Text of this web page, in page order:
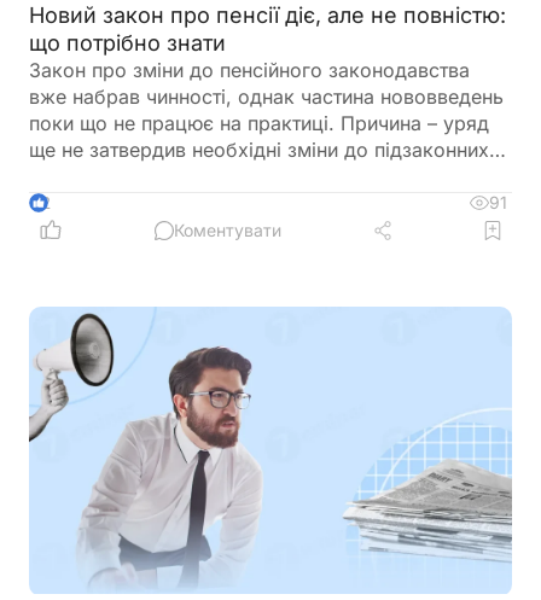
Новий закон про пенсії діє, але не повністю:
що потрібно знати
Закон про зміни до пенсійного законодавства
вже набрав чинності, однак частина нововведень
поки що не працює на практиці. Причина – уряд
ще не затвердив необхідні зміни до підзаконних
нових правил щодо підтвердження страхового
стажу та призначення пенсій
2
91
Коментувати